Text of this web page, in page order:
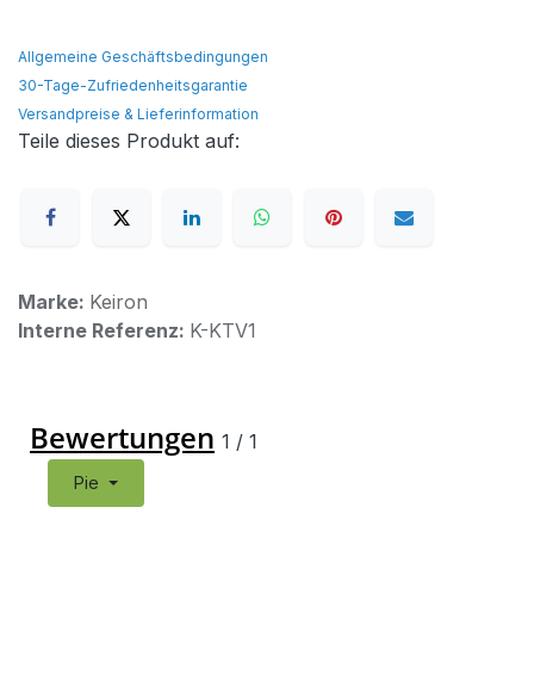
Allgemeine Geschäftsbedingungen
30-Tage-Zufriedenheitsgarantie
Versandpreise & Lieferinformation
Teile dieses Produkt auf:
Marke: Keiron
Interne Referenz: K-KTV1
Bewertungen 1 / 1
Pie